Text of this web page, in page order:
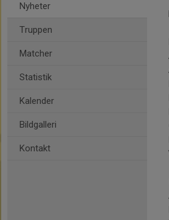
Nyheter
Truppen
Matcher
Statistik
Kalender
Bildgalleri
Kontakt